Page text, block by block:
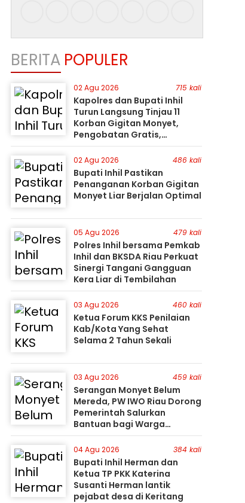
BERITA POPULER
02 Agu 2026 715 kali
Kapolres dan Bupati Inhil
Turun Langsung Tinjau 11
Korban Gigitan Monyet,
Pengobatan Gratis,
Perburuan Terus Berlanjut
02 Agu 2026 486 kali
Bupati Inhil Pastikan
Penanganan Korban Gigitan
Monyet Liar Berjalan Optimal
05 Agu 2026 479 kali
Polres Inhil bersama Pemkab
Inhil dan BKSDA Riau Perkuat
Sinergi Tangani Gangguan
Kera Liar di Tembilahan
03 Agu 2026 460 kali
Ketua Forum KKS Penilaian
Kab/Kota Yang Sehat
Selama 2 Tahun Sekali
03 Agu 2026 459 kali
Serangan Monyet Belum
Mereda, PW IWO Riau Dorong
Pemerintah Salurkan
Bantuan bagi Warga
Terdampak
04 Agu 2026 384 kali
Bupati Inhil Herman dan
Ketua TP PKK Katerina
Susanti Herman lantik
pejabat desa di Keritang